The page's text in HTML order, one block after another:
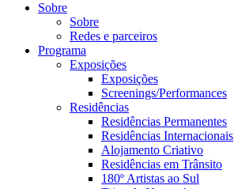
Sobre
Sobre
Redes e parceiros
Programa
Exposições
Exposições
Screenings/Performances
Residências
Residências Permanentes
Residências Internacionais
Alojamento Criativo
Residências em Trânsito
180º Artistas ao Sul